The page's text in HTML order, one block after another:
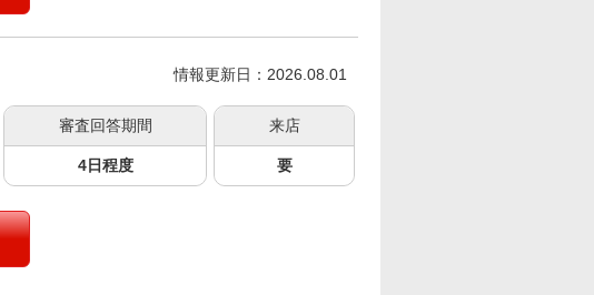
情報更新日：2026.08.01
審査回答期間
4日程度
来店
要